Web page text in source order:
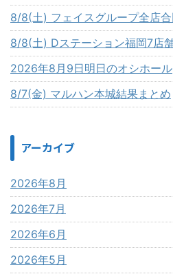
8/8(土) フェイスグループ全店
8/8(土) Dステーション福岡7店
2026年8月9日明日のオシホール
8/7(金) マルハン本城結果まとめ
アーカイブ
2026年8月
2026年7月
2026年6月
2026年5月